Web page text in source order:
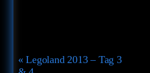
Veranstaltung-
« Legoland 2013 – Tag 3